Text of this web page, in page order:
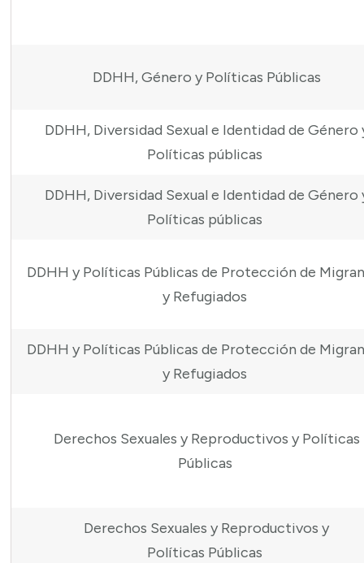
DDHH, Género y Políticas Públicas
DDHH, Diversidad Sexual e Identidad de Género
Políticas públicas
DDHH, Diversidad Sexual e Identidad de Género
Políticas públicas
DDHH y Políticas Públicas de Protección de
y Refugiados
DDHH y Políticas Públicas de Protección de
y Refugiados
Derechos Sexuales y Reproductivos y Políticas
Públicas
Derechos Sexuales y Reproductivos y
Políticas Públicas